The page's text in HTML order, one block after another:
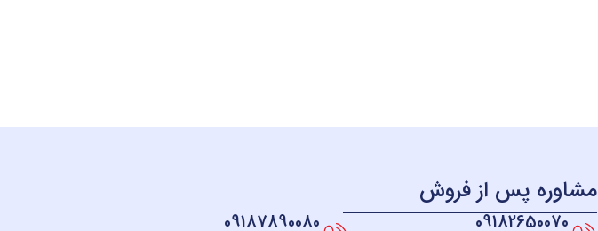
مشاوره پس از فروش
09182650070
09187890080